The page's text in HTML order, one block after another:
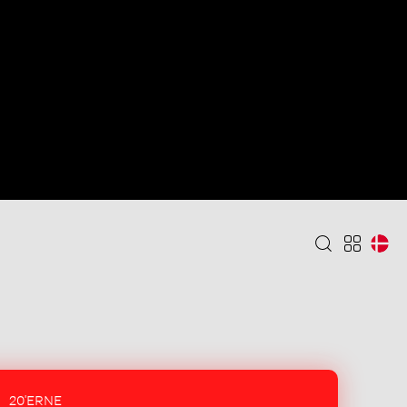
20'ERNE